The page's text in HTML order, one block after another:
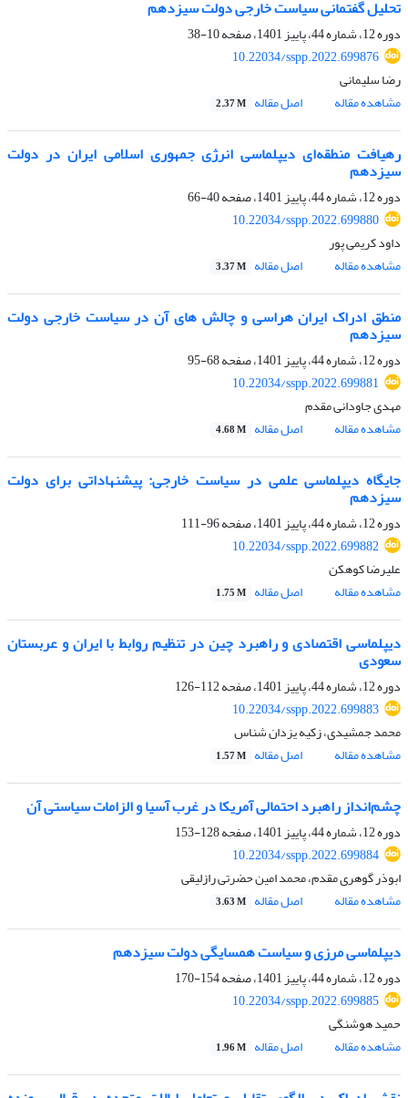
تحلیل گفتمانی سیاست خارجی دولت سیزدهم
دوره 12، شماره 44، پاییز 1401، صفحه
10-38
10.22034/sspp.2022.699876
رضا سلیمانی
مشاهده مقاله
اصل مقاله 2.37 M
رهیافت منطقه‌ای دیپلماسی انرژی جمهوری اسلامی ایران در دولت
سیزدهم
دوره 12، شماره 44، پاییز 1401، صفحه
40-66
10.22034/sspp.2022.699880
داود کریمی پور
مشاهده مقاله
اصل مقاله 3.37 M
منطق ادراک ایران هراسی و چالش های آن در سیاست خارجی دولت
سیزدهم
دوره 12، شماره 44، پاییز 1401، صفحه
68-95
10.22034/sspp.2022.699881
مهدی جاودانی مقدم
مشاهده مقاله
اصل مقاله 4.68 M
جایگاه دیپلماسی علمی در سیاست خارجی: پیشنهاداتی برای دولت
سیزدهم
دوره 12، شماره 44، پاییز 1401، صفحه
96-111
10.22034/sspp.2022.699882
علیرضا کوهکن
مشاهده مقاله
اصل مقاله 1.75 M
دیپلماسی اقتصادی و راهبرد چین در تنظیم روابط با ایران و عربستان
سعودی
دوره 12، شماره 44، پاییز 1401، صفحه
112-126
10.22034/sspp.2022.699883
محمد جمشیدی، زکیه یزدان شناس
مشاهده مقاله
اصل مقاله 1.57 M
چشم‌انداز راهبرد احتمالی آمریکا در غرب آسیا و الزامات سیاستی آن
دوره 12، شماره 44، پاییز 1401، صفحه
128-153
10.22034/sspp.2022.699884
ابوذر گوهری مقدم، محمد امین حضرتی رازلیقی
مشاهده مقاله
اصل مقاله 3.63 M
دیپلماسی مرزی و سیاست همسایگی دولت سیزدهم
دوره 12، شماره 44، پاییز 1401، صفحه
154-170
10.22034/sspp.2022.699885
حمید هوشنگی
مشاهده مقاله
اصل مقاله 1.96 M